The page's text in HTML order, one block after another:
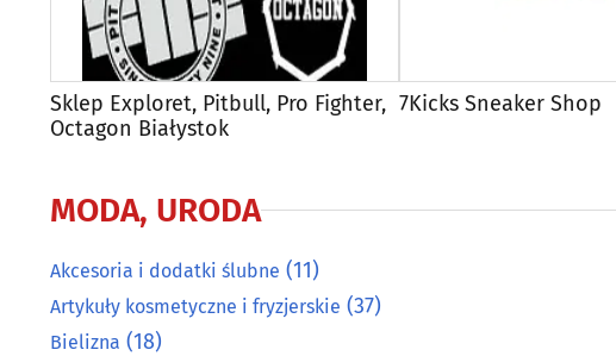
Sklep Exploret, Pitbull, Pro Fighter,
Octagon Białystok
7Kicks Sneaker Shop
MODA, URODA
Akcesoria i dodatki ślubne (11)
Artykuły kosmetyczne i fryzjerskie (37)
Bielizna (18)